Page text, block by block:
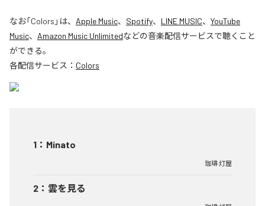
なお「Colors 」は、 Apple Music、 Spotify、 LINE MUSIC、 YouTube
Music、 Amazon Music Unlimitedなどの音楽配信サービスで聴くこと
ができる。
各配信サービス： Colors
1 ： Minato
珈琲 灯屋
2 ： 雲を見る